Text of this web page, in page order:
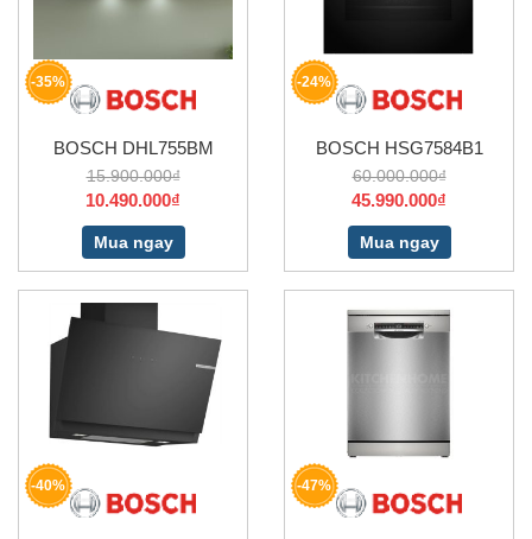
-35%
BOSCH DHL755BM
15.900.000₫
10.490.000₫
Mua ngay
-24%
BOSCH HSG7584B1
60.000.000₫
45.990.000₫
Mua ngay
-40% -47%